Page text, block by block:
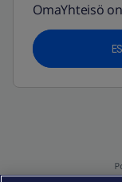
OmaYhteisö